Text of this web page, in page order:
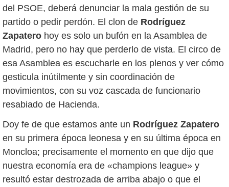
del PSOE, deberá denunciar la mala gestión de su
partido o pedir perdón. El clon de Rodríguez
Zapatero hoy es solo un bufón en la Asamblea de
Madrid, pero no hay que perderlo de vista. El circo de
esa Asamblea es escucharle en los plenos y ver cómo
gesticula inútilmente y sin coordinación de
movimientos, con su voz cascada de funcionario
resabiado de Hacienda.
Doy fe de que estamos ante un Rodríguez Zapatero
en su primera época leonesa y en su última época en
Moncloa; precisamente el momento en que dijo que
nuestra economía era de «champions league» y
resultó estar destrozada de arriba abajo o que el